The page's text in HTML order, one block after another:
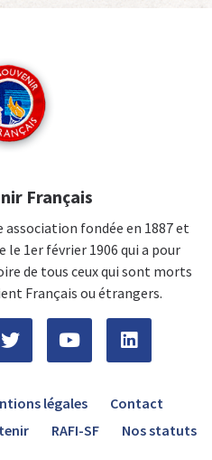
Français
association fondée en 1887 et
1er février 1906 qui a pour
de tous ceux qui sont morts
Français ou étrangers.
légales
Contact
RAFI-SF Nos statuts